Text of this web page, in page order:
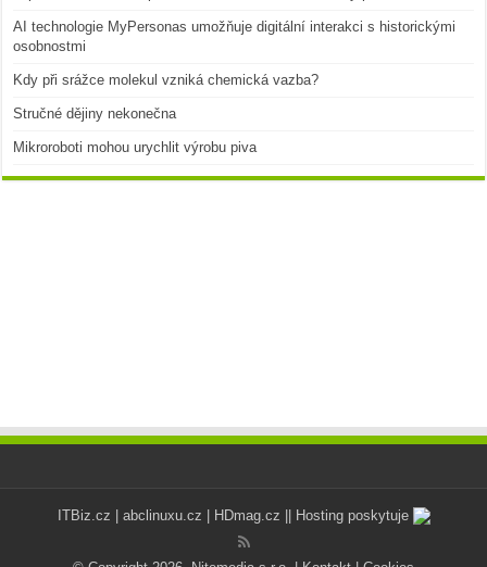
AI technologie MyPersonas umožňuje digitální interakci s historickými
osobnostmi
Kdy při srážce molekul vzniká chemická vazba?
Stručné dějiny nekonečna
Mikroroboti mohou urychlit výrobu piva
ITBiz.cz abclinuxu.cz HDmag.cz || Hosting poskytuje